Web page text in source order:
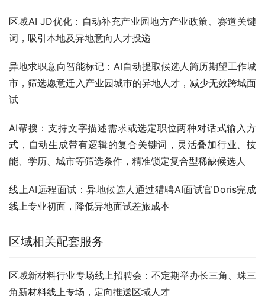
区域AI JD优化：自动补充产业园地方产业政策、赛道关键
词，吸引本地及异地意向人才投递
异地求职意向智能标记：AI自动提取候选人简历期望工作城
市，筛选愿意迁入产业园城市的异地人才，减少无效跨城面
试
AI帮搜：支持文字描述需求或选定职位两种对话式输入方
式，自动生成带有逻辑的复合关键词，灵活叠加行业、技
能、学历、城市等筛选条件，精准锁定复合型稀缺候选人
线上AI远程面试：异地候选人通过猎聘AI面试官Doris完成
线上专业初面，降低异地面试差旅成本
区域相关配套服务
区域新材料行业专场线上招聘会：不定期举办长三角、珠三
角新材料线上专场，定向推送区域人才